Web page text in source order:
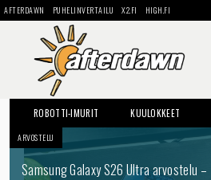
AFTERDAWN PUHELINVERTAILU X2.FI HIGH.FI
ROBOTTI-IMURIT KUULOKKEET
ARVOSTELU
Samsung Galaxy S26 Ultra arvostelu –